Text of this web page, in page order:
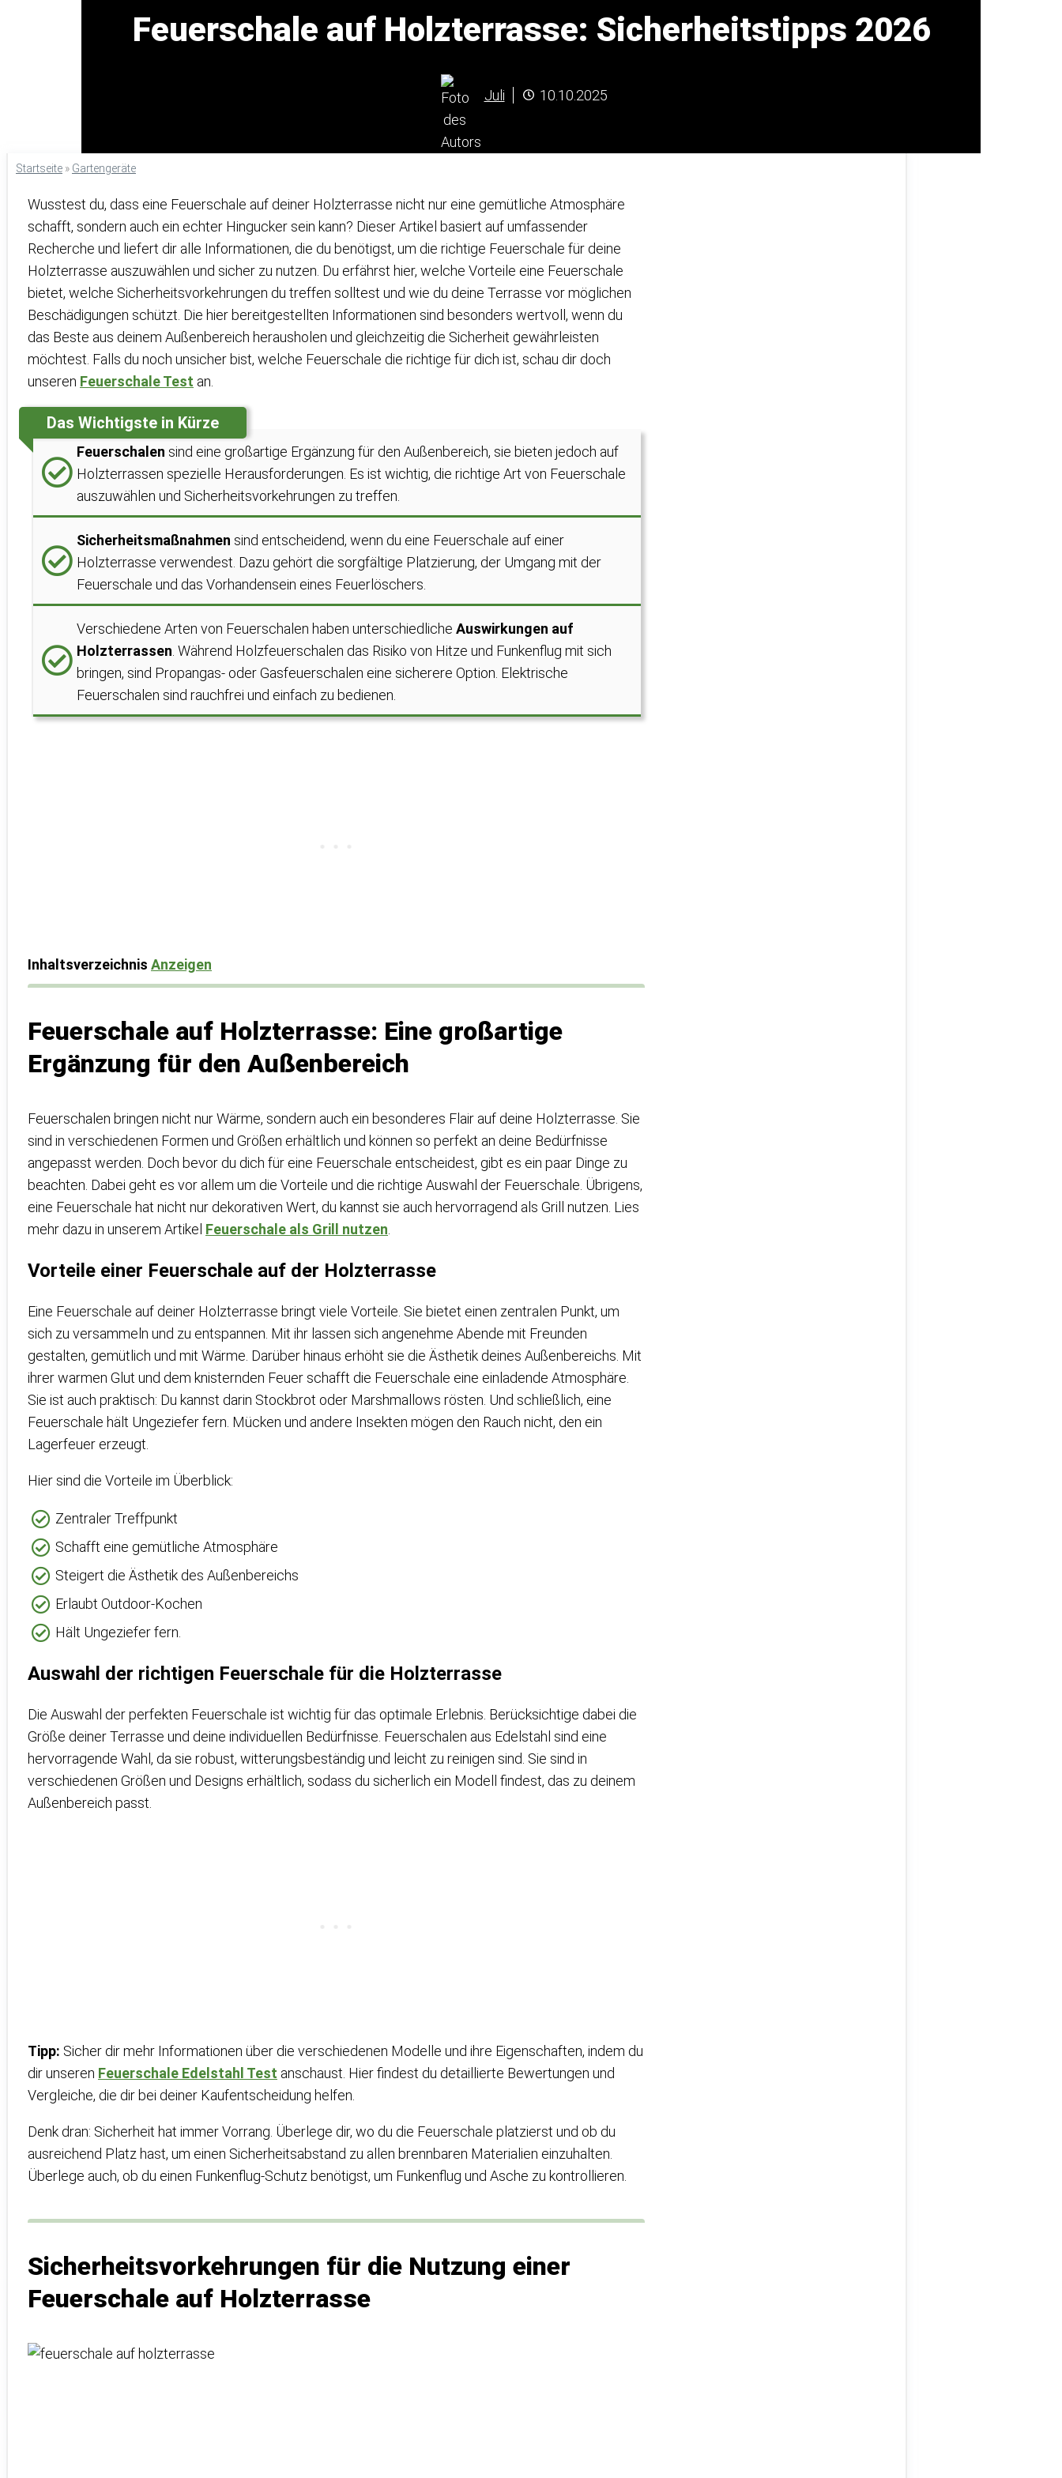
Feuerschale auf Holzterrasse: Sicherheitstipps 2026
Juli 10.10.2025
Startseite » Gartengeräte
Wusstest du, dass eine Feuerschale auf deiner Holzterrasse nicht nur eine gemütliche Atmosphäre
schafft, sondern auch ein echter Hingucker sein kann? Dieser Artikel basiert auf umfassender
Recherche und liefert dir alle Informationen, die du benötigst, um die richtige Feuerschale für deine
Holzterrasse auszuwählen und sicher zu nutzen. Du erfährst hier, welche Vorteile eine Feuerschale
bietet, welche Sicherheitsvorkehrungen du treffen solltest und wie du deine Terrasse vor möglichen
Beschädigungen schützt. Die hier bereitgestellten Informationen sind besonders wertvoll, wenn du
das Beste aus deinem Außenbereich herausholen und gleichzeitig die Sicherheit gewährleisten
möchtest. Falls du noch unsicher bist, welche Feuerschale die richtige für dich ist, schau dir doch
unseren Feuerschale Test an.
Das Wichtigste in Kürze
Feuerschalen sind eine großartige Ergänzung für den Außenbereich, sie bieten jedoch auf
Holzterrassen spezielle Herausforderungen. Es ist wichtig, die richtige Art von Feuerschale
auszuwählen und Sicherheitsvorkehrungen zu treffen.
Sicherheitsmaßnahmen sind entscheidend, wenn du eine Feuerschale auf einer
Holzterrasse verwendest. Dazu gehört die sorgfältige Platzierung, der Umgang mit der
Feuerschale und das Vorhandensein eines Feuerlöschers.
Verschiedene Arten von Feuerschalen haben unterschiedliche Auswirkungen auf
Holzterrassen . Während Holzfeuerschalen das Risiko von Hitze und Funkenflug mit sich
bringen, sind Propangas- oder Gasfeuerschalen eine sicherere Option. Elektrische
Feuerschalen sind rauchfrei und einfach zu bedienen.
Inhaltsverzeichnis Anzeigen
Feuerschale auf Holzterrasse: Eine großartige
Ergänzung für den Außenbereich
Feuerschalen bringen nicht nur Wärme, sondern auch ein besonderes Flair auf deine Holzterrasse. Sie
sind in verschiedenen Formen und Größen erhältlich und können so perfekt an deine Bedürfnisse
angepasst werden. Doch bevor du dich für eine Feuerschale entscheidest, gibt es ein paar Dinge zu
beachten. Dabei geht es vor allem um die Vorteile und die richtige Auswahl der Feuerschale. Übrigens,
eine Feuerschale hat nicht nur dekorativen Wert, du kannst sie auch hervorragend als Grill nutzen. Lies
mehr dazu in unserem Artikel Feuerschale als Grill nutzen
Vorteile einer Feuerschale auf der Holzterrasse
Eine Feuerschale auf deiner Holzterrasse bringt viele Vorteile. Sie bietet einen zentralen Punkt, um
sich zu versammeln und zu entspannen. Mit ihr lassen sich angenehme Abende mit Freunden
gestalten, gemütlich und mit Wärme. Darüber hinaus erhöht sie die Ästhetik deines Außenbereichs. Mit
ihrer warmen Glut und dem knisternden Feuer schafft die Feuerschale eine einladende Atmosphäre.
Sie ist auch praktisch: Du kannst darin Stockbrot oder Marshmallows rösten. Und schließlich, eine
Feuerschale hält Ungeziefer fern. Mücken und andere Insekten mögen den Rauch nicht, den ein
Lagerfeuer erzeugt.
Hier sind die Vorteile im Überblick:
Zentraler Treffpunkt
Schafft eine gemütliche Atmosphäre
Steigert die Ästhetik des Außenbereichs
Erlaubt Outdoor-Kochen
Hält Ungeziefer fern.
Auswahl der richtigen Feuerschale für die Holzterrasse
Die Auswahl der perfekten Feuerschale ist wichtig für das optimale Erlebnis. Berücksichtige dabei die
Größe deiner Terrasse und deine individuellen Bedürfnisse. Feuerschalen aus Edelstahl sind eine
hervorragende Wahl, da sie robust, witterungsbeständig und leicht zu reinigen sind. Sie sind in
verschiedenen Größen und Designs erhältlich, sodass du sicherlich ein Modell findest, das zu deinem
Außenbereich passt.
Tipp: Sicher dir mehr Informationen über die verschiedenen Modelle und ihre Eigenschaften, indem du
dir unseren Feuerschale Edelstahl Test anschaust. Hier findest du detaillierte Bewertungen und
Vergleiche, die dir bei deiner Kaufentscheidung helfen.
Denk dran: Sicherheit hat immer Vorrang. Überlege dir, wo du die Feuerschale platzierst und ob du
ausreichend Platz hast, um einen Sicherheitsabstand zu allen brennbaren Materialien einzuhalten.
Überlege auch, ob du einen Funkenflug-Schutz benötigst, um Funkenflug und Asche zu kontrollieren.
Sicherheitsvorkehrungen für die Nutzung einer
Feuerschale auf Holzterrasse